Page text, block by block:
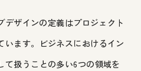
デザインの定義はプロジェクト
います。ビジネスにおけるイン
て扱うことの多い6つの領域を